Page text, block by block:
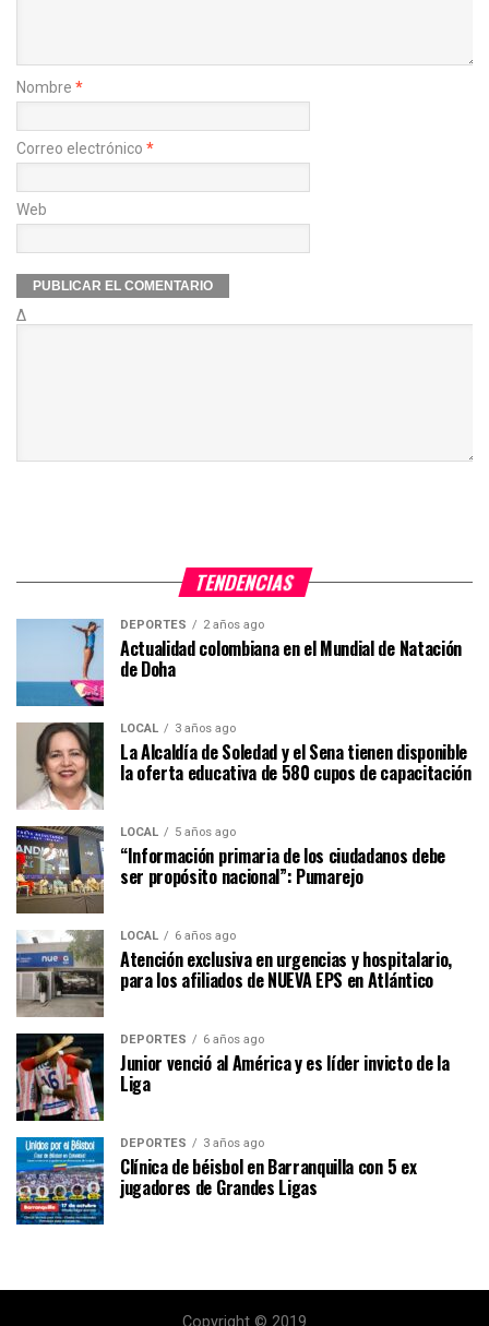
Nombre *
Correo electrónico *
Web
Δ
TENDENCIAS
DEPORTES 2 años ago
Actualidad colombiana en el Mundial de Natación
de Doha
LOCAL 3 años ago
La Alcaldía de Soledad y el Sena tienen disponible
la oferta educativa de 580 cupos de capacitación
LOCAL 5 años ago
“Información primaria de los ciudadanos debe
ser propósito nacional”: Pumarejo
LOCAL 6 años ago
Atención exclusiva en urgencias y hospitalario,
para los afiliados de NUEVA EPS en Atlántico
DEPORTES 6 años ago
Junior venció al América y es líder invicto de la
Liga
DEPORTES 3 años ago
Clínica de béisbol en Barranquilla con 5 ex
jugadores de Grandes Ligas